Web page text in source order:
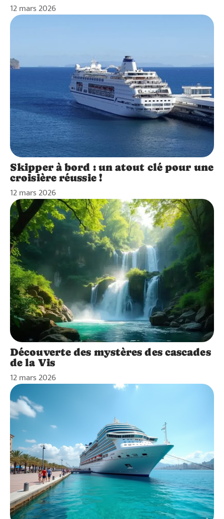
12 mars 2026
Skipper à bord : un atout clé pour une
croisière réussie !
12 mars 2026
Découverte des mystères des cascades
de la Vis
12 mars 2026